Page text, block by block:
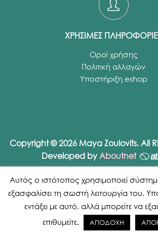
ΧΡΗΣΙΜΕΣ
Οροί χρήσης
Πολιτική αλλαγών
Υποστήριξη eshop
Copyright © 2026 Maya Zoulovits. All
Developed byAboutnet
Αυτός ο ιστότοπος χρησιμοποιεί
εξασφαλίσει τη σωστή λειτουργία του.
εντάξει με αυτό, αλλά μπορείτε να
επιθυμείτε.
ΑΠΟΔΟΧΗ